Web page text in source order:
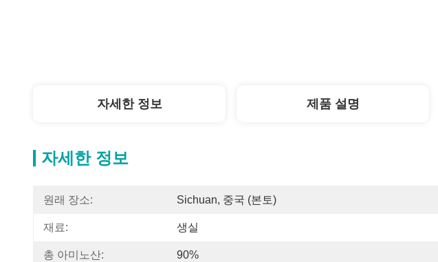
자세한 정보 제품 설명
자세한 정보
원래 장소: Sichuan, 중국 (본토)
재료: 생실
총 아미노산: 90%